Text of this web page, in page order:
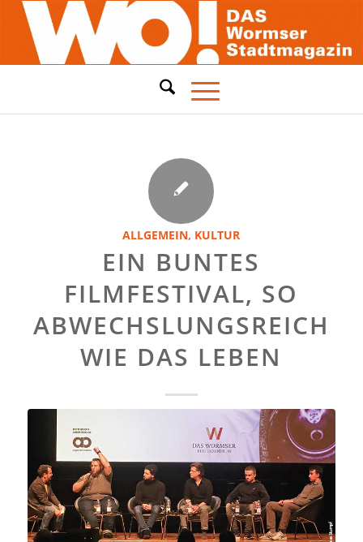
ALLGEMEIN, KULTUR
EIN BUNTES
FILMFESTIVAL, SO
ABWECHSLUNGSREICH
WIE DAS LEBEN